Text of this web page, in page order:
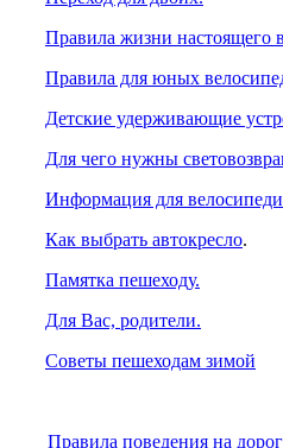
Правила жизни настоящего
Правила для юных
Детские удерживающие
Для чего нужны
Информация для
Как выбрать автокресло.
Памятка пешеходу.
Для Вас, родители.
Советы пешеходам зимой
Правила поведения на